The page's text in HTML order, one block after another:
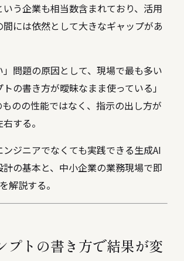
う企業も相当数含まれており、活用
には依然として大きなギャップがあ
」問題の原因として、現場で最も多い
の書き方が曖昧なまま使っている」
のの性能ではなく、指示の出し方が
する。
ジニアでなくても実践できる生成AI
の基本と、中小企業の業務現場で即
解説する。
プトの書き方で結果が変